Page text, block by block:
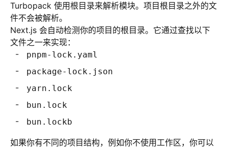
Turbopack 使用根目录来解析模块。项目根目录之外的文
件不会被解析。
Next.js 会自动检测你的项目的根目录。它通过查找以下
文件之一来实现：
pnpm-lock.yaml
package-lock.json
yarn.lock
bun.lock
bun.lockb
如果你有不同的项目结构，例如你不使用工作区，你可以